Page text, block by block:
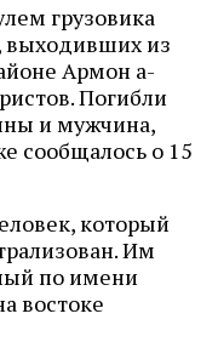
грузовика
выходивших из
Армон а-
Погибли
и мужчина,
сообщалось о 15
который
Им
по имени
востоке